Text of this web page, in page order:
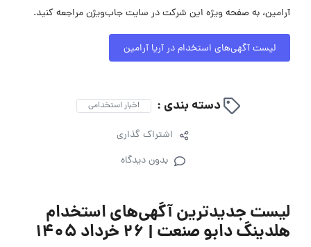
آرامین، به صفحه ویژه این شرکت در سایت جاب‌ویژن مراجعه کنید.
لیست آگهی‌های استخدام در آریا آرامین
دسته بندی : اخبار استخدامی
اشتراک گذاری
بدون دیدگاه
لیست جدیدترین آگهی‌های استخدام
هلدینگ دابو صنعت | ۲۶ خرداد ۱۴۰۵